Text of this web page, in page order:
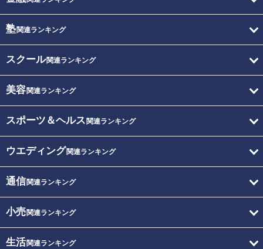
塾関連ランキング
スクール関連ランキング
美容関連ランキング
スポーツ＆ヘルス 関連ランキング
ウエディング関連ランキング
通信関連ランキング
小売関連ランキング
生活関連ランキング